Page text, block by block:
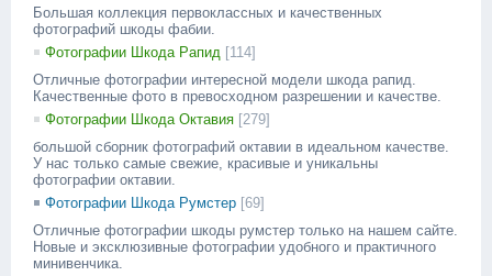
Большая коллекция первоклассных и качественных
фотографий шкоды фабии.
Фотографии Шкода Рапид [114]
Отличные фотографии интересной модели шкода рапид.
Качественные фото в превосходном разрешении и качестве.
Фотографии Шкода Октавия [279]
большой сборник фотографий октавии в идеальном качестве.
У нас только самые свежие, красивые и уникальны
фотографии октавии.
Фотографии Шкода Румстер [69]
Отличные фотографии шкоды румстер только на нашем сайте.
Новые и эксклюзивные фотографии удобного и практичного
минивенчика.